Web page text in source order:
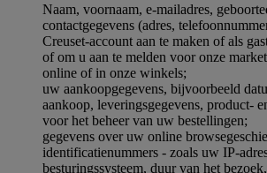
Naam, voornaam, e-mailadres,
contactgegevens (adres,
Creuset-account aan te maken of als
of om u aan te melden voor onze
online of in onze winkels;
uw aankoopgegevens, bijvoorbeeld
aankoop, leveringsgegevens, product-
voor het beheer van uw bestellingen;
gegevens over uw online
identificatienummers - zoals uw IP-
besturingssysteem, duur van het